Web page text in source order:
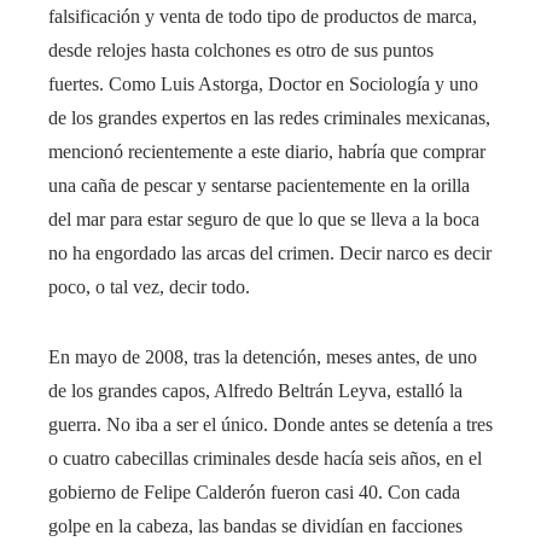
falsificación y venta de todo tipo de productos de marca,
desde relojes hasta colchones es otro de sus puntos
fuertes. Como Luis Astorga, Doctor en Sociología y uno
de los grandes expertos en las redes criminales mexicanas,
mencionó recientemente a este diario, habría que comprar
una caña de pescar y sentarse pacientemente en la orilla
del mar para estar seguro de que lo que se lleva a la boca
no ha engordado las arcas del crimen. Decir narco es decir
poco, o tal vez, decir todo.
En mayo de 2008, tras la detención, meses antes, de uno
de los grandes capos, Alfredo Beltrán Leyva, estalló la
guerra. No iba a ser el único. Donde antes se detenía a tres
o cuatro cabecillas criminales desde hacía seis años, en el
gobierno de Felipe Calderón fueron casi 40. Con cada
golpe en la cabeza, las bandas se dividían en facciones